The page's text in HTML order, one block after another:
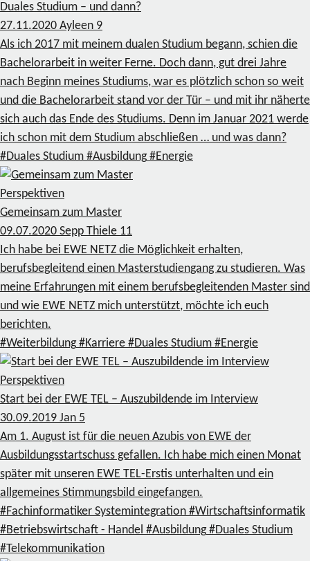
Duales Studium – und dann?
27.11.2020 Ayleen 9
Als ich 2017 mit meinem dualen Studium begann, schien die
Bachelorarbeit in weiter Ferne. Doch dann, gut drei Jahre
nach Beginn meines Studiums, war es plötzlich schon so weit
und die Bachelorarbeit stand vor der Tür – und mit ihr näherte
sich auch das Ende des Studiums. Denn im Januar 2021 werde
ich schon mit dem Studium abschließen … und was dann?
#Duales Studium #Ausbildung #Energie
Perspektiven
Gemeinsam zum Master
09.07.2020 Sepp Thiele 11
Ich habe bei EWE NETZ die Möglichkeit erhalten,
berufsbegleitend einen Masterstudiengang zu studieren. Was
meine Erfahrungen mit einem berufsbegleitenden Master sind
und wie EWE NETZ mich unterstützt, möchte ich euch
berichten.
#Weiterbildung #Karriere #Duales Studium #Energie
Perspektiven
Start bei der EWE TEL – Auszubildende im Interview
30.09.2019 Jan 5
Am 1. August ist für die neuen Azubis von EWE der
Ausbildungsstartschuss gefallen. Ich habe mich einen Monat
später mit unseren EWE TEL-Erstis unterhalten und ein
allgemeines Stimmungsbild eingefangen.
#Fachinformatiker Systemintegration #Wirtschaftsinformatik
#Betriebswirtschaft - Handel #Ausbildung #Duales Studium
#Telekommunikation